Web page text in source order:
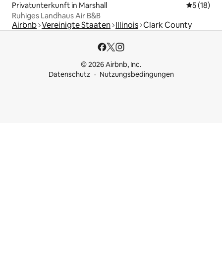
Privatunterkunft in Marshall
5 (18)
Ruhiges Landhaus Air B&B
Airbnb Vereinigte Staaten Illinois Clark County
© 2026 Airbnb, Inc.
Datenschutz
Nutzungsbedingungen